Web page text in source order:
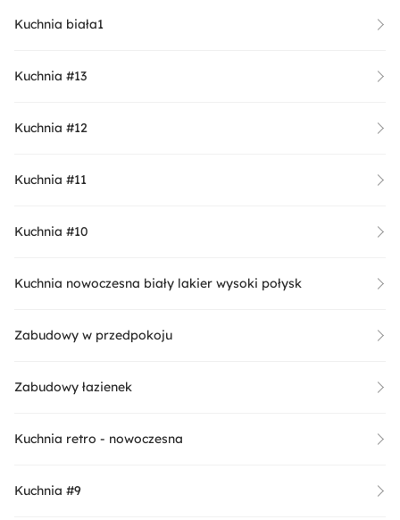
Kuchnia biała1
Kuchnia #13
Kuchnia #12
Kuchnia #11
Kuchnia #10
Kuchnia nowoczesna biały lakier wysoki połysk
Zabudowy w przedpokoju
Zabudowy łazienek
Kuchnia retro - nowoczesna
Kuchnia #9